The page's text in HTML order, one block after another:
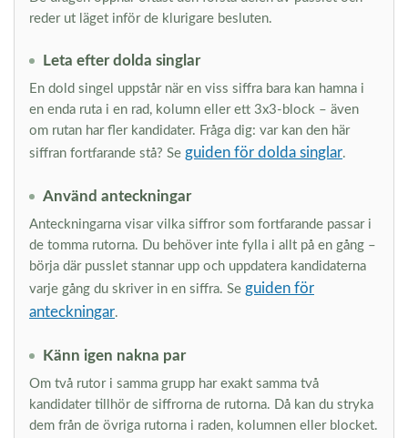
reder ut läget inför de klurigare besluten.
Leta efter dolda singlar
En dold singel uppstår när en viss siffra bara kan hamna i
en enda ruta i en rad, kolumn eller ett 3x3-block – även
om rutan har fler kandidater. Fråga dig: var kan den här
siffran fortfarande stå? Se guiden för dolda singlar.
Använd anteckningar
Anteckningarna visar vilka siffror som fortfarande passar i
de tomma rutorna. Du behöver inte fylla i allt på en gång –
börja där pusslet stannar upp och uppdatera kandidaterna
varje gång du skriver in en siffra. Se guiden för
anteckningar.
Känn igen nakna par
Om två rutor i samma grupp har exakt samma två
kandidater tillhör de siffrorna de rutorna. Då kan du stryka
dem från de övriga rutorna i raden, kolumnen eller blocket.